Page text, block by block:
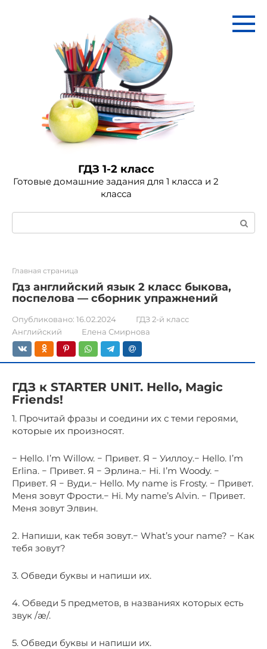
ГДЗ 1-2 класс
Готовые домашние задания для 1 класса и 2
класса
Поиск:
Главная страница
Гдз английский язык 2 класс быкова,
поспелова — сборник упражнений
Опубликовано: 16.02.2024
ГДЗ 2-й класс
Английский
Елена Смирнова
ГДЗ к STARTER UNIT. Hello, Magic
Friends!
1. Прочитай фразы и соедини их с теми героями,
которые их произносят.
− Hello. I’m Willow. − Привет. Я − Уиллоу.− Hello. I’m
Erlina. − Привет. Я − Эрлина.− Hi. I’m Woody. −
Привет. Я − Вуди.− Hello. My name is Frosty. − Привет.
Меня зовут Фрости.− Hi. My name’s Alvin. − Привет.
Меня зовут Элвин.
2. Напиши, как тебя зовут.− What’s your name? − Как
тебя зовут?
3. Обведи буквы и напиши их.
4. Обведи 5 предметов, в названиях которых есть
звук /æ/.
5. Обведи буквы и напиши их.